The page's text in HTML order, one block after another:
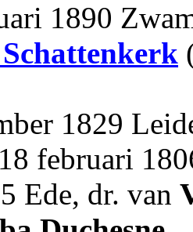
1890
Schattenkerk
1829
februari
Ede, dr. van